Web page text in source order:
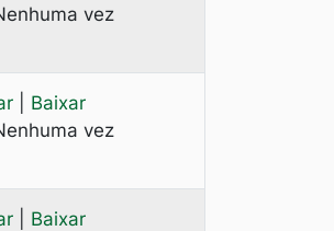
vez
Baixar
vez
Baixar